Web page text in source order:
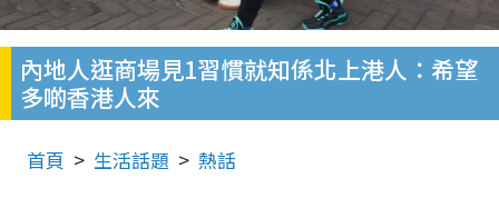
內地人逛商場見1習慣就知係北上港人：希望
多啲香港人來
首頁 生活話題 熱話